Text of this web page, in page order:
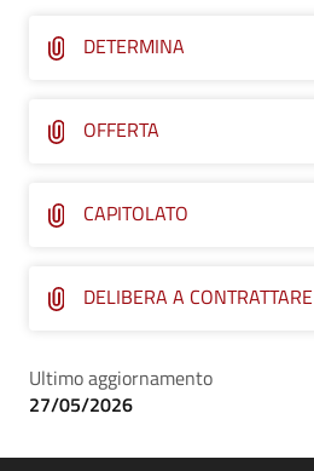
DETERMINA
OFFERTA
CAPITOLATO
DELIBERA A CONTRATTARE
Ultimo aggiornamento
27/05/2026